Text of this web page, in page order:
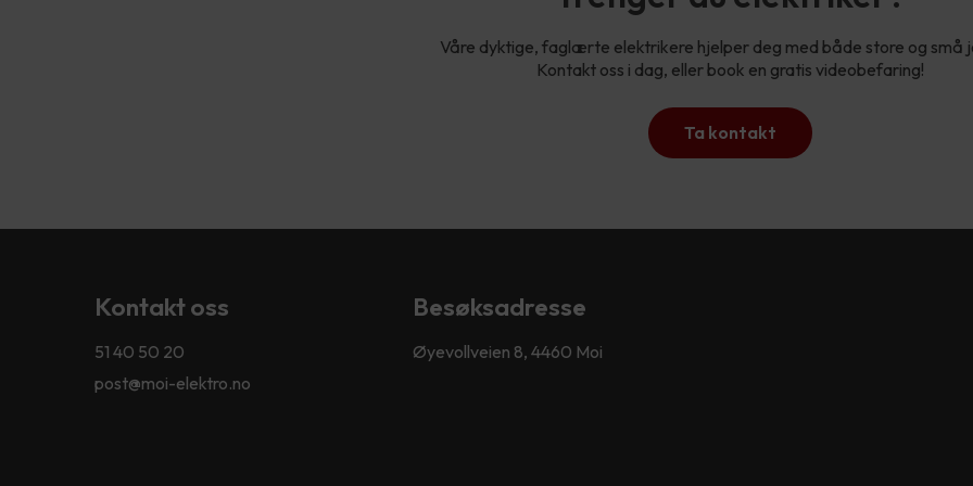
Våre dyktige, faglærte elektrikere hjelper deg med både store og små
Kontakt oss i dag, eller book en gratis videobefaring!
Ta kontakt
Kontakt oss
51 40 50 20
post@moi-elektro.no
Besøksadresse
Øyevollveien 8, 4460 Moi